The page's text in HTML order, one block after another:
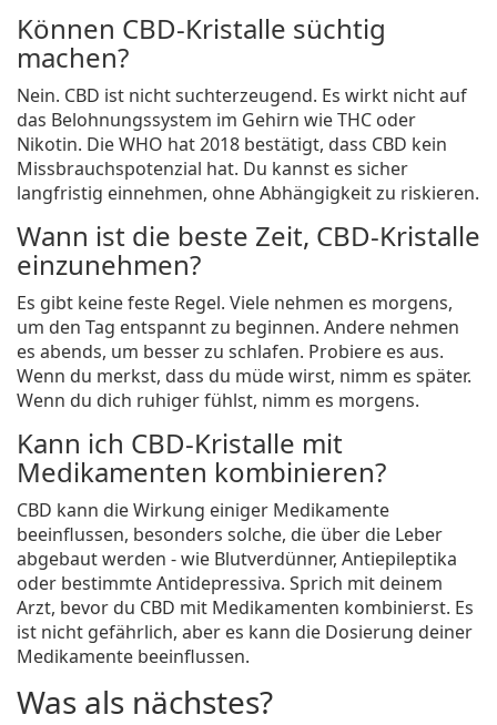
Können CBD-Kristalle süchtig
machen?
Nein. CBD ist nicht suchterzeugend. Es wirkt nicht auf
das Belohnungssystem im Gehirn wie THC oder
Nikotin. Die WHO hat 2018 bestätigt, dass CBD kein
Missbrauchspotenzial hat. Du kannst es sicher
langfristig einnehmen, ohne Abhängigkeit zu riskieren.
Wann ist die beste Zeit, CBD-Kristalle
einzunehmen?
Es gibt keine feste Regel. Viele nehmen es morgens,
um den Tag entspannt zu beginnen. Andere nehmen
es abends, um besser zu schlafen. Probiere es aus.
Wenn du merkst, dass du müde wirst, nimm es später.
Wenn du dich ruhiger fühlst, nimm es morgens.
Kann ich CBD-Kristalle mit
Medikamenten kombinieren?
CBD kann die Wirkung einiger Medikamente
beeinflussen, besonders solche, die über die Leber
abgebaut werden - wie Blutverdünner, Antiepileptika
oder bestimmte Antidepressiva. Sprich mit deinem
Arzt, bevor du CBD mit Medikamenten kombinierst. Es
ist nicht gefährlich, aber es kann die Dosierung deiner
Medikamente beeinflussen.
Was als nächstes?